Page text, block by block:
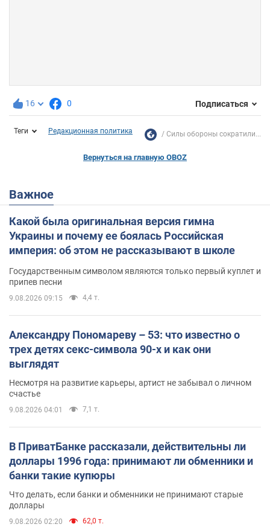
16 0 Подписаться
Теги Редакционная политика Силы обороны сократили...
Вернуться на главную OBOZ
Важное
Какой была оригинальная версия гимна
Украины и почему ее боялась Российская
империя: об этом не рассказывают в школе
Государственным символом являются только первый куплет и
припев песни
9.08.2026 09:15 4,4 т.
Александру Пономареву – 53: что известно о
трех детях секс-символа 90-х и как они
выглядят
Несмотря на развитие карьеры, артист не забывал о личном
счастье
9.08.2026 04:01 7,1 т.
В ПриватБанке рассказали, действительны ли
доллары 1996 года: принимают ли обменники и
банки такие купюры
Что делать, если банки и обменники не принимают старые
доллары
9.08.2026 02:20 62,0 т.